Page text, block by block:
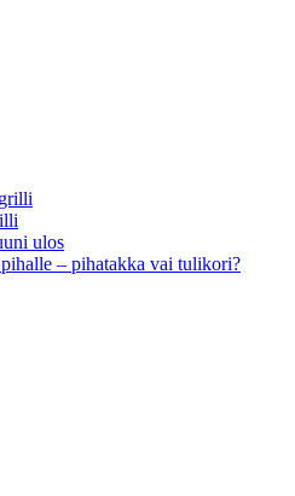
ulos
– pihatakka vai tulikori?